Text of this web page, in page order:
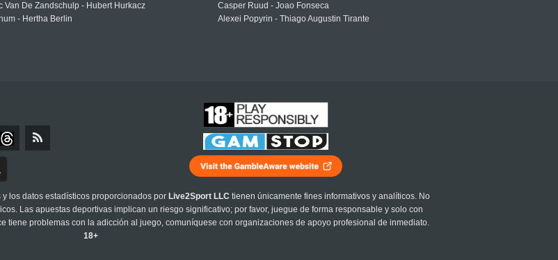
Van De Zandschulp - Hubert Hurkacz
- Hertha Berlin
Casper Ruud - Joao Fonseca
Alexei Popyrin - Thiago Augustin Tirante
los datos estadísticos proporcionados por Live2Sport LLC tienen únicamente fines informativos y analíticos. No
Las apuestas deportivas implican un riesgo significativo; por favor, juegue de forma responsable y solo con
tiene problemas con la adicción al juego, comuníquese con organizaciones de apoyo profesional de inmediato.
18+